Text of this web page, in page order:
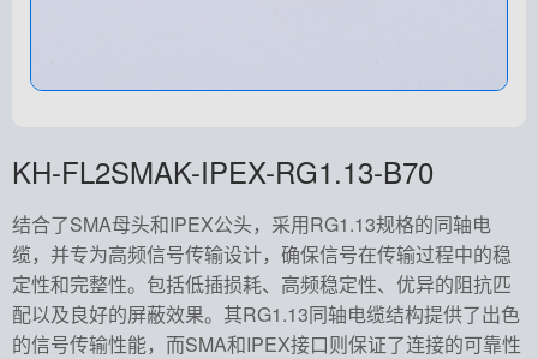
KH-FL2SMAK-IPEX-RG1.13-B70
结合了SMA母头和IPEX公头，采用RG1.13规格的同轴电
缆，并专为高频信号传输设计，确保信号在传输过程中的稳
定性和完整性。包括低插损耗、高频稳定性、优异的阻抗匹
配以及良好的屏蔽效果。其RG1.13同轴电缆结构提供了出色
的信号传输性能，而SMA和IPEX接口则保证了连接的可靠性